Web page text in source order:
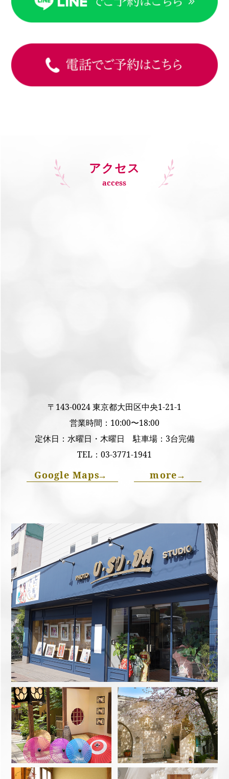
アクセス
access
〒143-0024 東京都大田区中央1-21-1
営業時間：10:00〜18:00
定休日：水曜日・木曜日 駐車場：3台完備
TEL： 03-3771-1941
Google Maps→ more→